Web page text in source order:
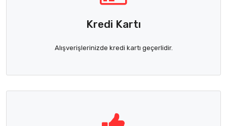
Kredi Kartı
Alışverişlerinizde kredi kartı geçerlidir.